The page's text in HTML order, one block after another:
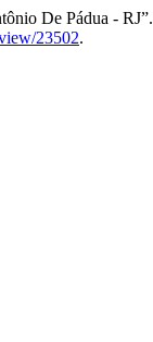
De Pádua - RJ”.
23502.